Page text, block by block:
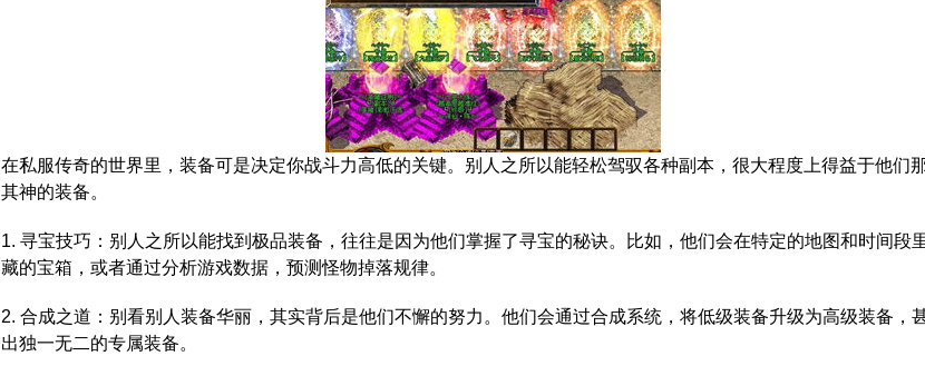
在私服传奇的世界里，装备可是决定你战斗力高低的关键。别人之所以能轻松驾驭各种副本，很大程度上得益于他们
其神的装备。
1. 寻宝技巧：别人之所以能找到极品装备，往往是因为他们掌握了寻宝的秘诀。比如，他们会在特定的地图和时间段
藏的宝箱，或者通过分析游戏数据，预测怪物掉落规律。
2. 合成之道：别看别人装备华丽，其实背后是他们不懈的努力。他们会通过合成系统，将低级装备升级为高级装备，
出独一无二的专属装备。